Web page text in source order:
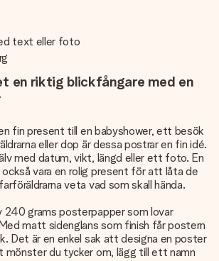
text eller foto
en riktig blickfångare med en
fin present till en babyshower, ett besök
eller dop är dessa postrar en fin idé.
med datum, vikt, längd eller ett foto. En
vara en rolig present för att låta de
veta vad som skall hända.
240 grams posterpapper som lovar
matt sidenglans som finish får postern
Det är en enkel sak att designa en poster
mönster du tycker om, lägg till ett namn